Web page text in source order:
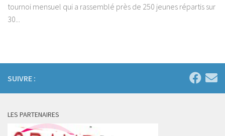
tournoi mensuel qui a rassemblé près de 250 jeunes répartis sur
30...
SUIVRE :
LES PARTENAIRES